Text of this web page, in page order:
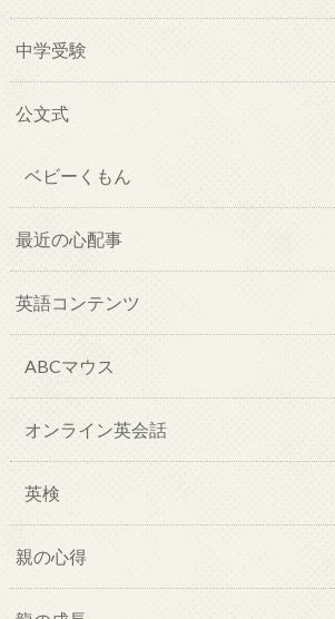
中学受験
公文式
ベビーくもん
最近の心配事
英語コンテンツ
ABCマウス
オンライン英会話
英検
親の心得